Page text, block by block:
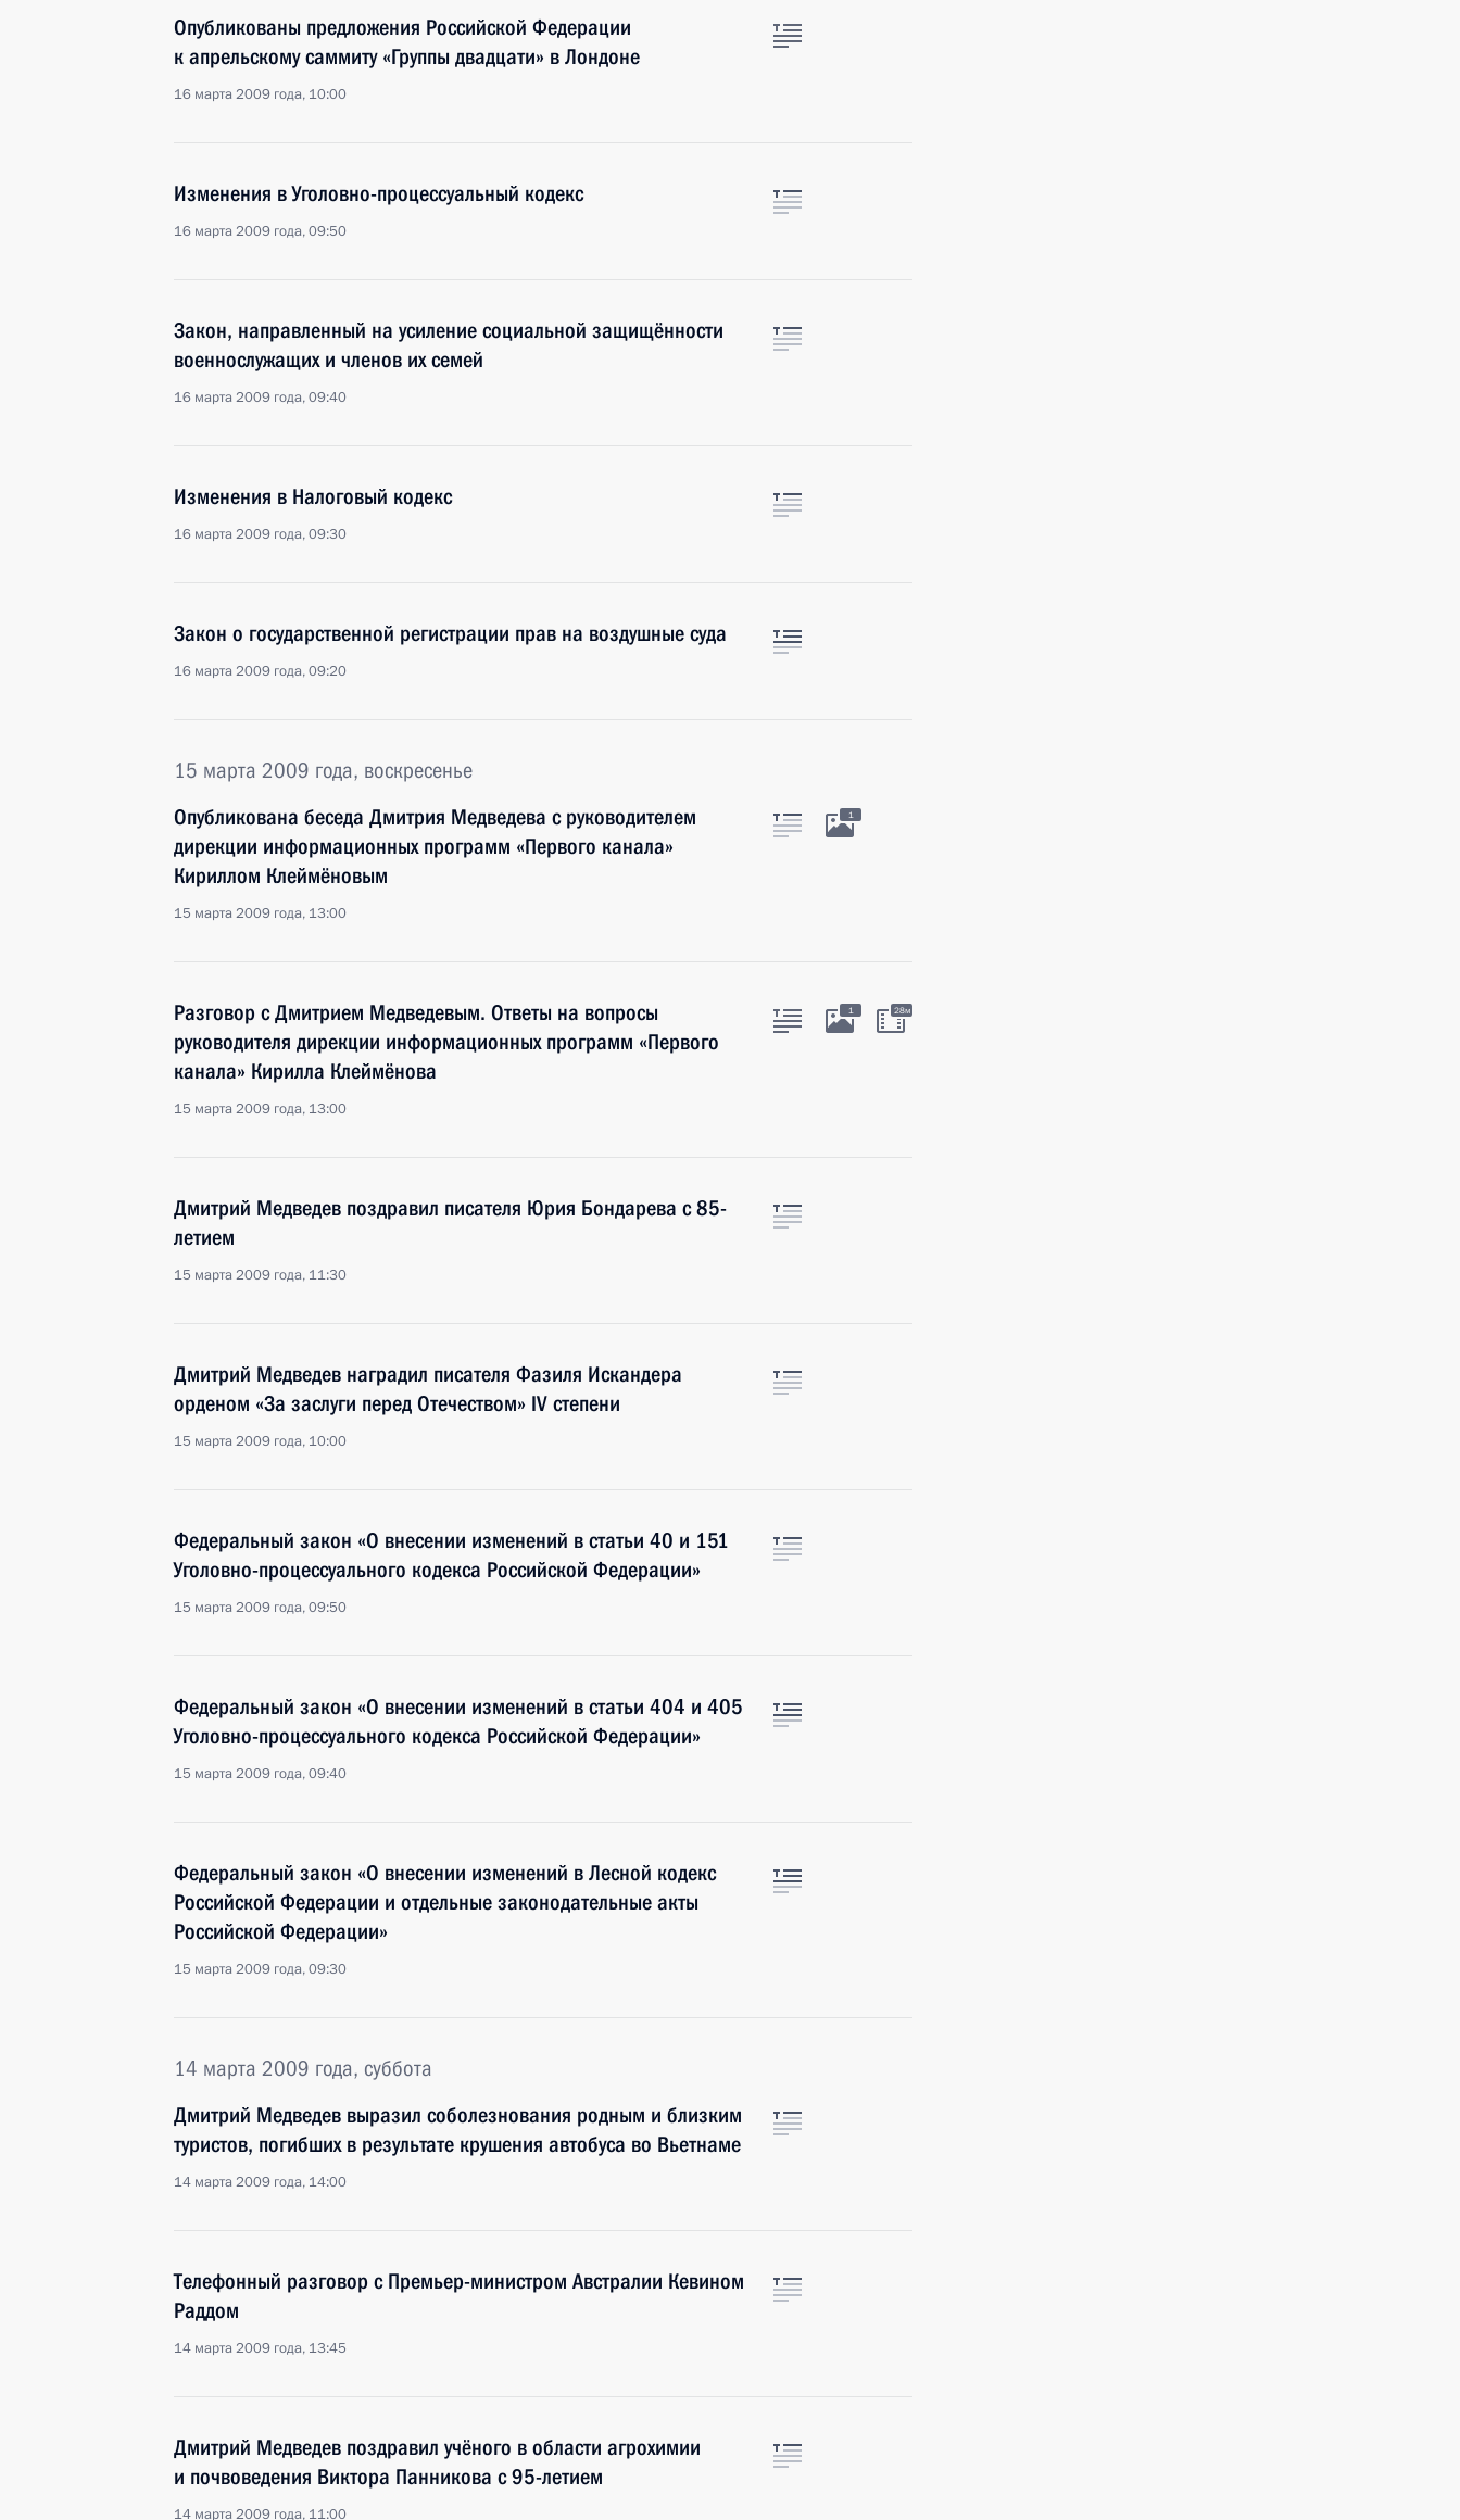
Опубликованы предложения Российской Федерации
к апрельскому саммиту «Группы двадцати» в Лондоне
16 марта 2009 года, 10:00
Изменения в Уголовно-процессуальный кодекс
16 марта 2009 года, 09:50
Закон, направленный на усиление социальной защищённости
военнослужащих и членов их семей
16 марта 2009 года, 09:40
Изменения в Налоговый кодекс
16 марта 2009 года, 09:30
Закон о государственной регистрации прав на воздушные суда
16 марта 2009 года, 09:20
15 марта 2009 года, воскресенье
Опубликована беседа Дмитрия Медведева с руководителем
дирекции информационных программ «Первого канала»
Кириллом Клеймёновым
15 марта 2009 года, 13:00
1
Разговор с Дмитрием Медведевым. Ответы на вопросы
руководителя дирекции информационных программ «Первого
канала» Кирилла Клеймёнова
15 марта 2009 года, 13:00
1 28м
Дмитрий Медведев поздравил писателя Юрия Бондарева с 85-
летием
15 марта 2009 года, 11:30
Дмитрий Медведев наградил писателя Фазиля Искандера
орденом «За заслуги перед Отечеством» IV степени
15 марта 2009 года, 10:00
Федеральный закон «О внесении изменений в статьи 40 и 151
Уголовно-процессуального кодекса Российской Федерации»
15 марта 2009 года, 09:50
Федеральный закон «О внесении изменений в статьи 404 и 405
Уголовно-процессуального кодекса Российской Федерации»
15 марта 2009 года, 09:40
Федеральный закон «О внесении изменений в Лесной кодекс
Российской Федерации и отдельные законодательные акты
Российской Федерации»
15 марта 2009 года, 09:30
14 марта 2009 года, суббота
Дмитрий Медведев выразил соболезнования родным и близким
туристов, погибших в результате крушения автобуса во Вьетнаме
14 марта 2009 года, 14:00
Телефонный разговор с Премьер-министром Австралии Кевином
Раддом
14 марта 2009 года, 13:45
Дмитрий Медведев поздравил учёного в области агрохимии
и почвоведения Виктора Панникова с 95-летием
14 марта 2009 года, 11:00